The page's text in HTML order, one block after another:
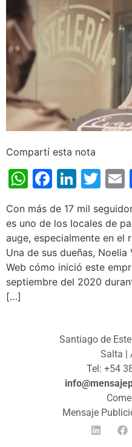
Compartí esta nota
WhatsApp
Con más de 17 mil
es uno de los locales de
auge, especialmente en el
Una de sus dueñas,
Web cómo inició este
septiembre del 2020
[…]
Santiago de
Salta |
Tel: +54
Mensaje